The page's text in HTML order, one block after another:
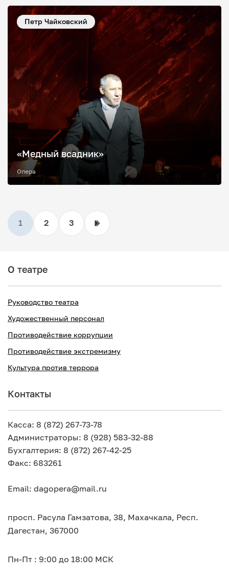
Петр Чайковский
«Медный всадник»
Опера
1 2 3
О театре
Руководство театра
Художественный персонал
Противодействие коррупции
Противодействие экстремизму
Культура против террора
Контакты
Касса: 8 (872) 267-73-78
Администраторы: 8 (928) 583-32-88
Бухгалтерия: 8 (872) 267-42-25
Факс: 683261
Email: dagopera@mail.ru
просп. Расула Гамзатова, 38, Махачкала, Респ.
Дагестан, 367000
Пн-Пт : 9:00 до 18:00 МСК